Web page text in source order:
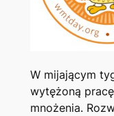
W mijającym
wytężoną
mnożenia.